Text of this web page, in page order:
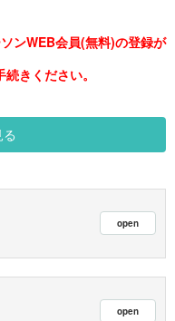
ンWEB会員(無料)の登録が
きください。